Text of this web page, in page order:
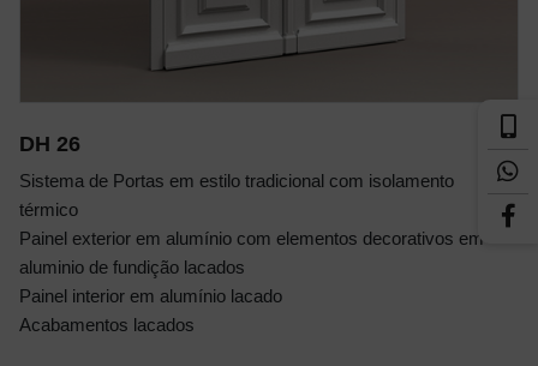
DH 26
Sistema de Portas em estilo tradicional com isolamento
térmico
Painel exterior em alumínio com elementos decorativos em
aluminio de fundição lacados
Painel interior em alumínio lacado
Acabamentos lacados